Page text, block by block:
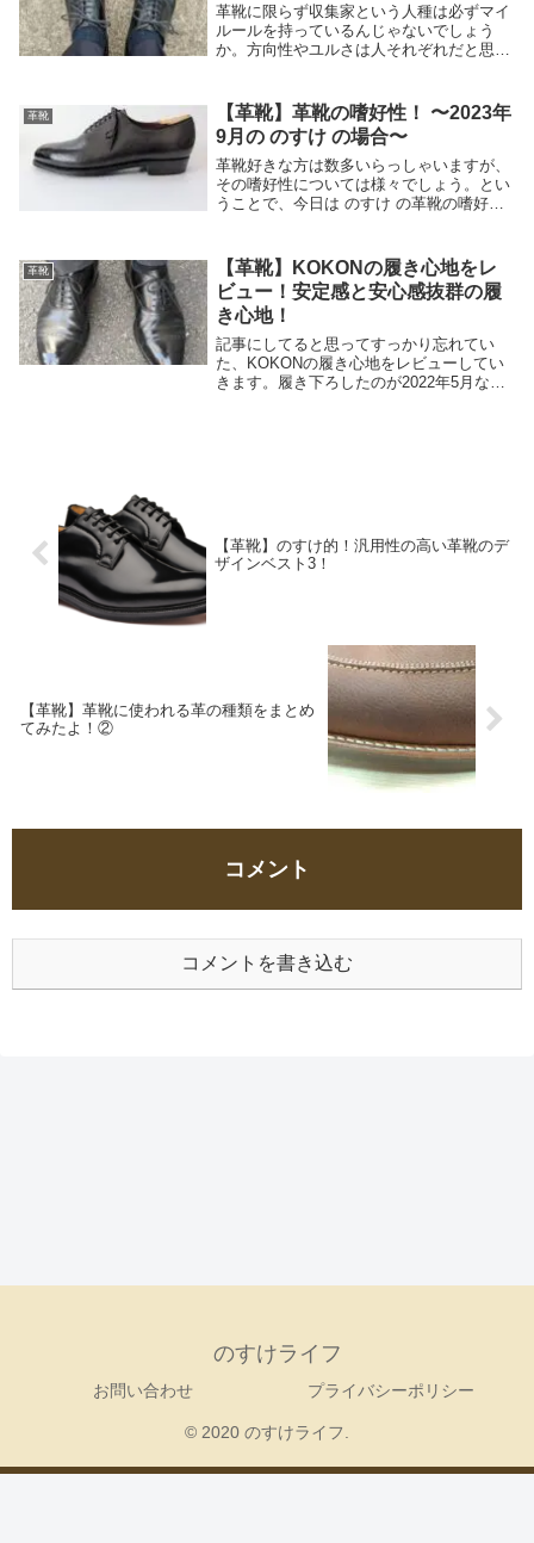
革靴に限らず収集家という人種は必ずマイ
ルールを持っているんじゃないでしょう
か。方向性やユルさは人それぞれだと思い
を知る機会なんてあんまりないと思うん
で、ご興味ある方...
革靴
【革靴】革靴の嗜好性！ 〜2023年
9月の のすけ の場合〜
革靴好きな方は数多いらっしゃいますが、
その嗜好性については様々でしょう。とい
うことで、今日は のすけ の革靴の嗜好
思うので、あくまで2023年9月時点の好み
を自分自身...
革靴
【革靴】KOKONの履き心地をレ
ビュー！安定感と安心感抜群の履
き心地！
記事にしてると思ってすっかり忘れてい
た、KOKONの履き心地をレビューしてい
きます。履き下ろしたのが2022年5月なん
【革靴】のすけ的！汎用性の高い革靴のデ
ザインベスト3！
【革靴】革靴に使われる革の種類をまとめ
てみたよ！②
コメント
コメントを書き込む
のすけライフ
お問い合わせ プライバシーポリシー
© 2020 のすけライフ.